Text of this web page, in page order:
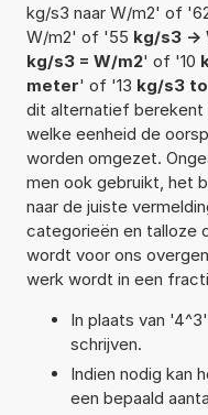
kg/s3 naar W/m2' of
W/m2' of '55 kg/s3 -
kg/s3 = W/m2' of '10
meter' of '13 kg/s3
dit alternatief berekent
welke eenheid de
worden omgezet.
men ook gebruikt, het
naar de juiste
categorieën en talloze
wordt voor ons
werk wordt in een
In plaats van
schrijven.
Indien nodig kan
een bepaald